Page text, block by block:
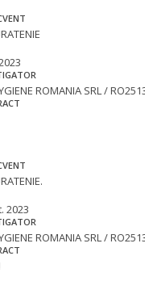
ROMANIA SRL /
2023
ROMANIA SRL /